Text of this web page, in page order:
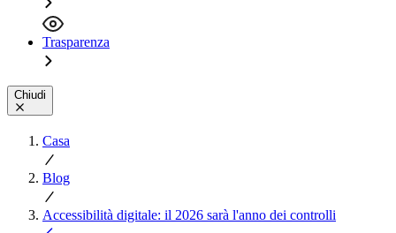
Trasparenza
Chiudi
Casa
Blog
Accessibilità digitale: il 2026 sarà l'anno dei controlli